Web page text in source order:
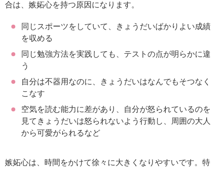
合は、嫉妬心を持つ原因になります。
同じスポーツをしていて、きょうだいばかりよい成績
を収める
同じ勉強方法を実践しても、テストの点が明らかに違
う
自分は不器用なのに、きょうだいはなんでもそつなく
こなす
空気を読む能力に差があり、自分が怒られているのを
見てきょうだいは怒られないよう行動し、周囲の大人
から可愛がられるなど
嫉妬心は、時間をかけて徐々に大きくなりやすいです。特